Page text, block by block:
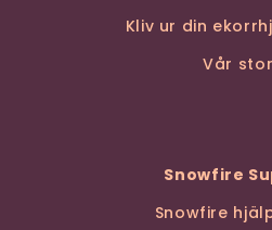
Kliv ur din
Vår
Snowfire
Snowfire